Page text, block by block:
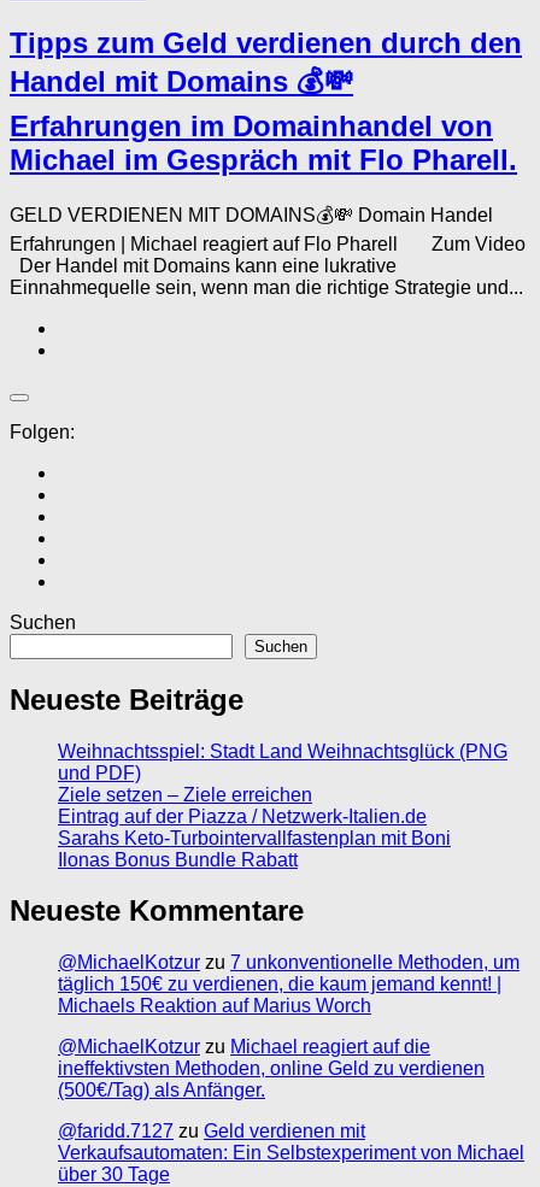
Tipps zum Geld verdienen durch den
Handel mit Domains 💰💸
Erfahrungen im Domainhandel von
Michael im Gespräch mit Flo Pharell.
GELD VERDIENEN MIT DOMAINS💰💸 Domain Handel
Erfahrungen | Michael reagiert auf Flo Pharell Zum Video
Der Handel mit Domains kann eine lukrative
Einnahmequelle sein, wenn man die richtige Strategie und...
Folgen:
Suchen
Suchen
Neueste Beiträge
Weihnachtsspiel: Stadt Land Weihnachtsglück (PNG
und PDF)
Ziele setzen – Ziele erreichen
Eintrag auf der Piazza / Netzwerk-Italien.de
Sarahs Keto-Turbointervallfastenplan mit Boni
Ilonas Bonus Bundle Rabatt
Neueste Kommentare
@MichaelKotzur zu 7 unkonventionelle Methoden, um
täglich 150€ zu verdienen, die kaum jemand kennt! |
Michaels Reaktion auf Marius Worch
@MichaelKotzur zu Michael reagiert auf die
ineffektivsten Methoden, online Geld zu verdienen
(500€/Tag) als Anfänger.
@faridd.7127 zu Geld verdienen mit
Verkaufsautomaten: Ein Selbstexperiment von Michael
über 30 Tage